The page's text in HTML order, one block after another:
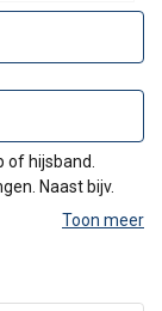
hijsband.
Naast bijv.
Toon meer